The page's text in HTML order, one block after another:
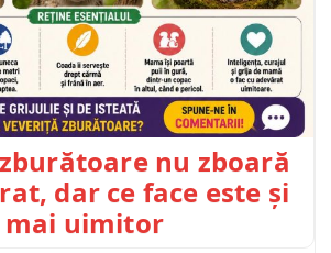
nu zboară
dar ce face este și
mai uimitor